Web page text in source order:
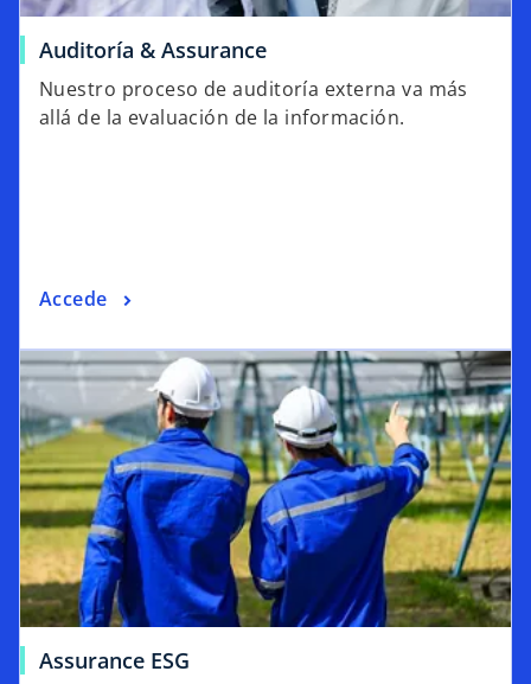
Auditoría & Assurance
Nuestro proceso de auditoría externa va más
allá de la evaluación de la información.
Accede
Assurance ESG